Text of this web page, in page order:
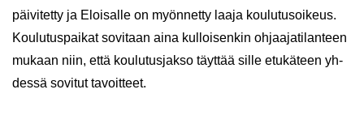
päi­vi­tet­ty ja Eloi­sal­le on myön­net­ty laaja kou­lu­tusoi­keus.
Kou­lu­tus­pai­kat so­vi­taan aina kul­loi­sen­kin oh­jaa­ja­ti­lan­teen
mu­kaan niin, että kou­lu­tus­jak­so täyt­tää sille etu­kä­teen yh­
des­sä so­vi­tut ta­voit­teet.